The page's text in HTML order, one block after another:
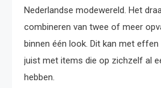
Nederlandse modewereld. Het
combineren van twee of meer
binnen één look. Dit kan met
juist met items die op zichzelf al
hebben.